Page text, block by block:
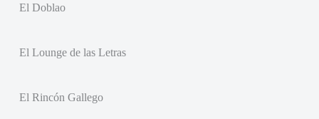
El Doblao
El Lounge de las Letras
El Rincón Gallego